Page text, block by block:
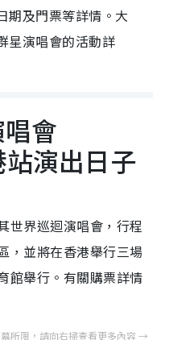
期及門票等詳情。大
星演唱會的活動詳
會
演出日子
世界巡迴演唱會，行程
，並將在香港舉行三場
館舉行。有關購票詳情